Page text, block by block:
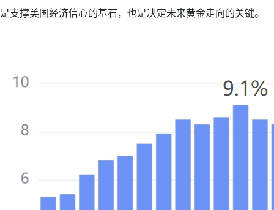
是支撑美国经济信心的基石，也是决定未来黄金走向的关键。